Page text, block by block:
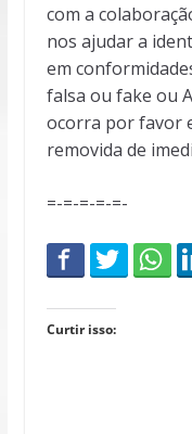
com a
nos ajudar a
em
falsa ou fake ou
ocorra por favor
removida de
=-=-=-=-=-
Curtir isso: